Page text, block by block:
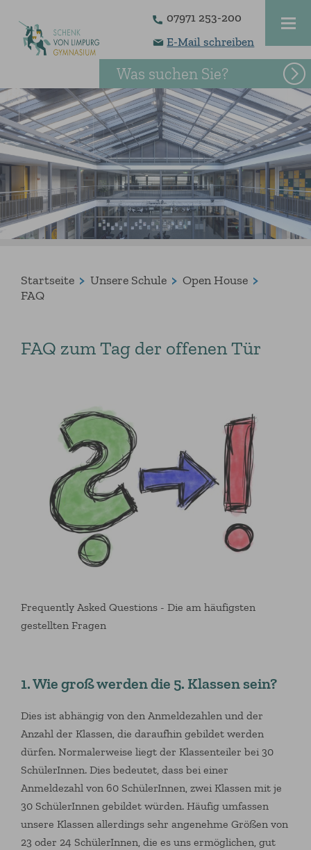
07971 253-200
E-Mail schreiben
Was suchen Sie?
Startseite Unsere Schule
Open House
FAQ
FAQ zum Tag der offenen Tür
Frequently Asked Questions - Die am häufigsten
gestellten Fragen
1. Wie groß werden die 5. Klassen sein?
Dies ist abhängig von den Anmeldezahlen und der
Anzahl der Klassen, die daraufhin gebildet werden
dürfen. Normalerweise liegt der Klassenteiler bei 30
SchülerInnen. Dies bedeutet, dass bei einer
Anmeldezahl von 60 SchülerInnen, zwei Klassen mit je
30 SchülerInnen gebildet würden. Häufig umfassen
unsere Klassen allerdings sehr angenehme Größen von
23 oder 24 SchülerInnen, die es uns ermöglichen, gut